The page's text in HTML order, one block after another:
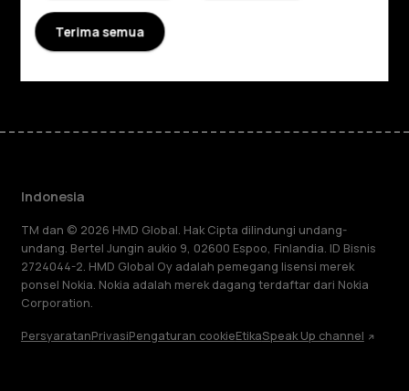
Dukungan
Indonesia
TM dan © 2026 HMD Global. Hak Cipta dilindungi undang-
undang. Bertel Jungin aukio 9, 02600 Espoo, Finlandia. ID Bisnis
2724044-2. HMD Global Oy adalah pemegang lisensi merek
ponsel Nokia. Nokia adalah merek dagang terdaftar dari Nokia
Corporation.
PersyaratanPrivasiPengaturan cookieEtikaSpeak Up channel
Terima semua